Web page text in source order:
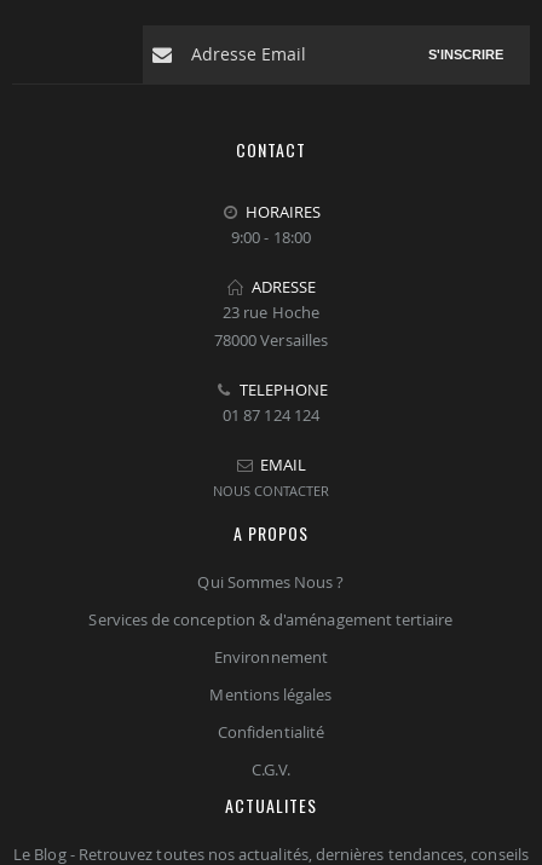
S'INSCRIRE
CONTACT
HORAIRES
9:00 - 18:00
ADRESSE
23 rue Hoche
78000 Versailles
TELEPHONE
01 87 124 124
EMAIL
NOUS CONTACTER
A PROPOS
Qui Sommes Nous ?
Services de conception & d'aménagement tertiaire
Environnement
Mentions légales
Confidentialité
C.G.V.
ACTUALITES
Le Blog - Retrouvez toutes nos actualités, dernières tendances, conseils